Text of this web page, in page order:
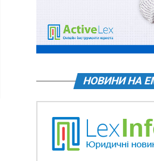
НОВИНИ НА